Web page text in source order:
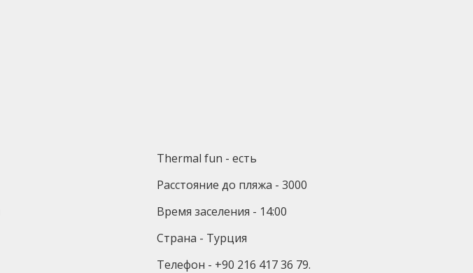
Thermal fun - есть
Расстояние до пляжа - 3000
Время заселения - 14:00
Страна - Турция
Телефон - +90 216 417 36 79.